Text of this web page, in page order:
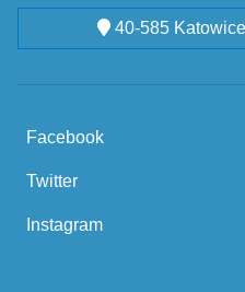
40-585
Facebook
Twitter
Instagram